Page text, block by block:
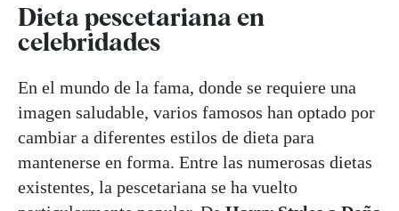
Dieta pescetariana en
celebridades
En el mundo de la fama, donde se requiere una
imagen saludable, varios famosos han optado por
cambiar a diferentes estilos de dieta para
mantenerse en forma. Entre las numerosas dietas
existentes, la pescetariana se ha vuelto